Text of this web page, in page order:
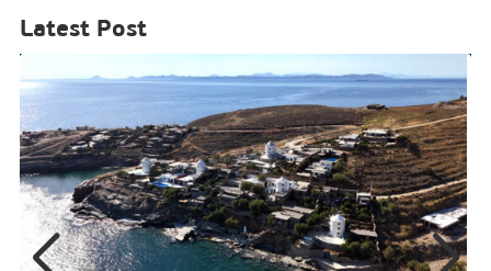
Latest Post